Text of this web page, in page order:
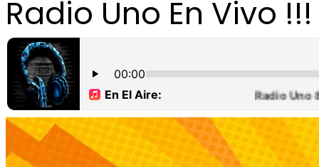
Radio Uno En Vivo !!!